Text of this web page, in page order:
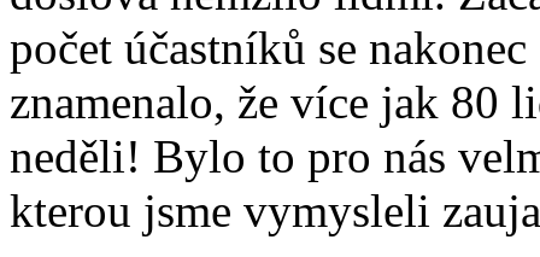
počet účastníků se
znamenalo, že více jak 80
neděli! Bylo to pro nás
kterou jsme vymysleli